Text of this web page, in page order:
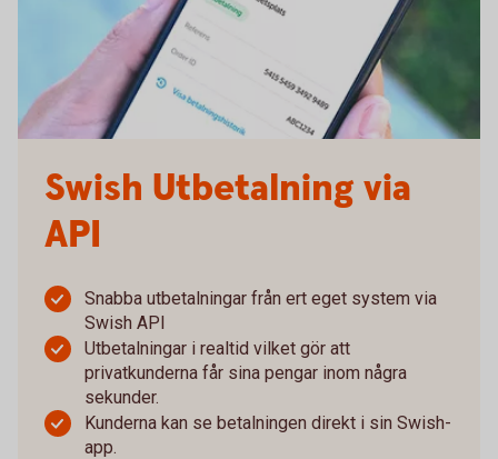
Swish Utbetalning via
API
Snabba utbetalningar från ert eget system via
Swish API
Utbetalningar i realtid vilket gör att
privatkunderna får sina pengar inom några
sekunder.
Kunderna kan se betalningen direkt i sin Swish-
app.